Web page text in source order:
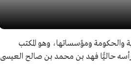
والحكومة ومؤسساتها، وهو المكتب
حاليًّا فهد بن محمد بن صالح العيسى